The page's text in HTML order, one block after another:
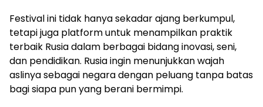
Festival ini tidak hanya sekadar ajang berkumpul,
tetapi juga platform untuk menampilkan praktik
terbaik Rusia dalam berbagai bidang inovasi, seni,
dan pendidikan. Rusia ingin menunjukkan wajah
aslinya sebagai negara dengan peluang tanpa batas
bagi siapa pun yang berani bermimpi.